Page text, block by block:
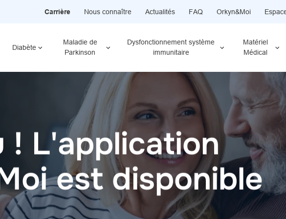
Carrière Nous connaître Actualités FAQ Orkyn&Moi
Diabète
Maladie de
Parkinson
Dysfonctionnement système
immunitaire
Matériel
Médical
! L'application
est disponible
et de
le sourire des
qui s’adapte
notre page